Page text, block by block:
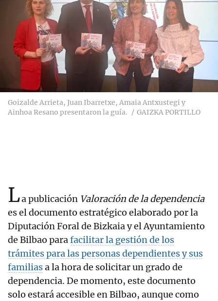
Goizalde Arrieta, Juan Ibarretxe, Amaia Antxustegi y
Ainhoa Resano presentaron la guía.
GAIZKA PORTILLO
La publicación Valoración de la dependencia
es el documento estratégico elaborado por la
Diputación Foral de Bizkaia y el Ayuntamiento
de Bilbao parafacilitar la gestión de los
trámites para las personas dependientes y sus
familiasa la hora de solicitar un grado de
dependencia. De momento, este documento
solo estará accesible en Bilbao, aunque como